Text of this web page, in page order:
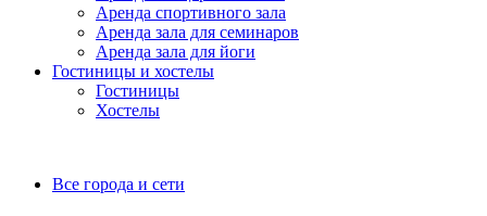
Аренда спортивного зала
Аренда зала для семинаров
Аренда зала для йоги
Гостиницы и хостелы
Гостиницы
Хостелы
Все города и сети